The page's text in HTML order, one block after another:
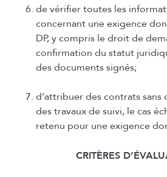
de vérifier toutes les
concernant une exigence
DP, y compris le droit de
confirmation du statut
des documents signés;
d’attribuer des contrats
des travaux de suivi, le cas
retenu pour une exigence
CRITÈRES